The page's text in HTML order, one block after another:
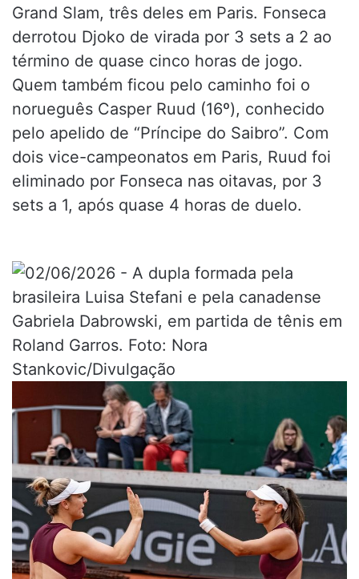
Grand Slam, três deles em Paris. Fonseca
derrotou Djoko de virada por 3 sets a 2 ao
término de quase cinco horas de jogo.
Quem também ficou pelo caminho foi o
norueguês Casper Ruud (16º), conhecido
pelo apelido de “Príncipe do Saibro”. Com
dois vice-campeonatos em Paris, Ruud foi
eliminado por Fonseca nas oitavas, por 3
sets a 1, após quase 4 horas de duelo.